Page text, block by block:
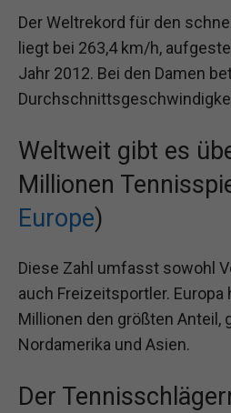
Der Weltrekord für den
liegt bei 263,4 km/h,
Jahr 2012. Bei den Damen
Weltweit gibt es
Millionen
Europe)
Diese Zahl umfasst sowohl
auch Freizeitsportler. Europa
Millionen den größten Anteil,
Nordamerika und Asien.
Der